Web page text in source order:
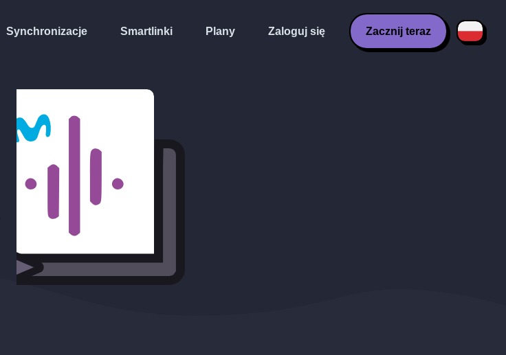
Synchronizacje Smartlinki Plany Zaloguj się Zacznij teraz